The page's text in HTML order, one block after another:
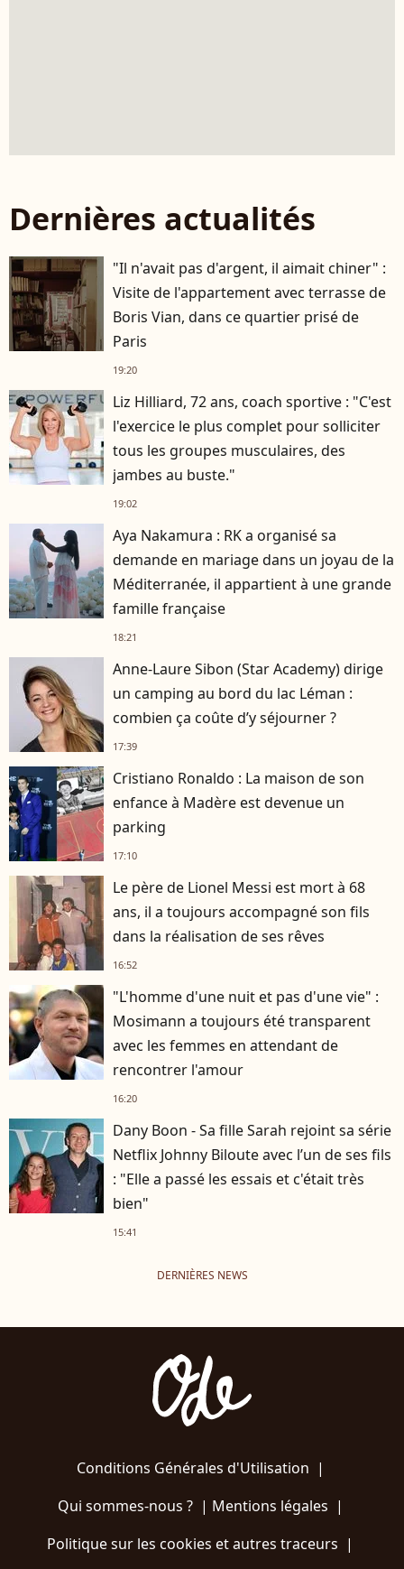
Dernières actualités
"Il n'avait pas d'argent, il aimait chiner" :
Visite de l'appartement avec terrasse de
Boris Vian, dans ce quartier prisé de
Paris
19:20
Liz Hilliard, 72 ans, coach sportive : "C'est
l'exercice le plus complet pour solliciter
tous les groupes musculaires, des
jambes au buste."
19:02
Aya Nakamura : RK a organisé sa
demande en mariage dans un joyau de la
Méditerranée, il appartient à une grande
famille française
18:21
Anne-Laure Sibon (Star Academy) dirige
un camping au bord du lac Léman :
combien ça coûte d’y séjourner ?
17:39
Cristiano Ronaldo : La maison de son
enfance à Madère est devenue un
parking
17:10
Le père de Lionel Messi est mort à 68
ans, il a toujours accompagné son fils
dans la réalisation de ses rêves
16:52
"L'homme d'une nuit et pas d'une vie" :
Mosimann a toujours été transparent
avec les femmes en attendant de
rencontrer l'amour
16:20
Dany Boon - Sa fille Sarah rejoint sa série
Netflix Johnny Biloute avec l’un de ses fils
: "Elle a passé les essais et c'était très
bien"
15:41
DERNIÈRES NEWS
Conditions Générales d'Utilisation |
Qui sommes-nous ?| Mentions légales |
Politique sur les cookies et autres traceurs |